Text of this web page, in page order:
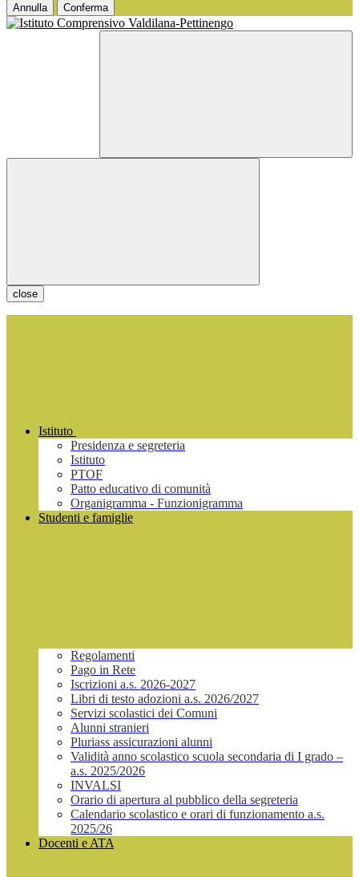
Annulla Conferma
close
Istituto
Presidenza e segreteria
Istituto
PTOF
Patto educativo di comunità
Organigramma - Funzionigramma
Studenti e famiglie
Regolamenti
Pago in Rete
Iscrizioni a.s. 2026-2027
Libri di testo adozioni a.s. 2026/2027
Servizi scolastici dei Comuni
Alunni stranieri
Pluriass assicurazioni alunni
Validità anno scolastico scuola secondaria di I grado –
a.s. 2025/2026
INVALSI
Orario di apertura al pubblico della segreteria
Calendario scolastico e orari di funzionamento a.s.
2025/26
Docenti e ATA